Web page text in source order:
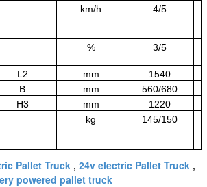
km/h 4/5
% 3/5
L2 mm
1540
B mm
560/680
H3 mm
1220
kg 145/150
Pallet Truck , 24v electric Pallet Truck ,
powered pallet truck